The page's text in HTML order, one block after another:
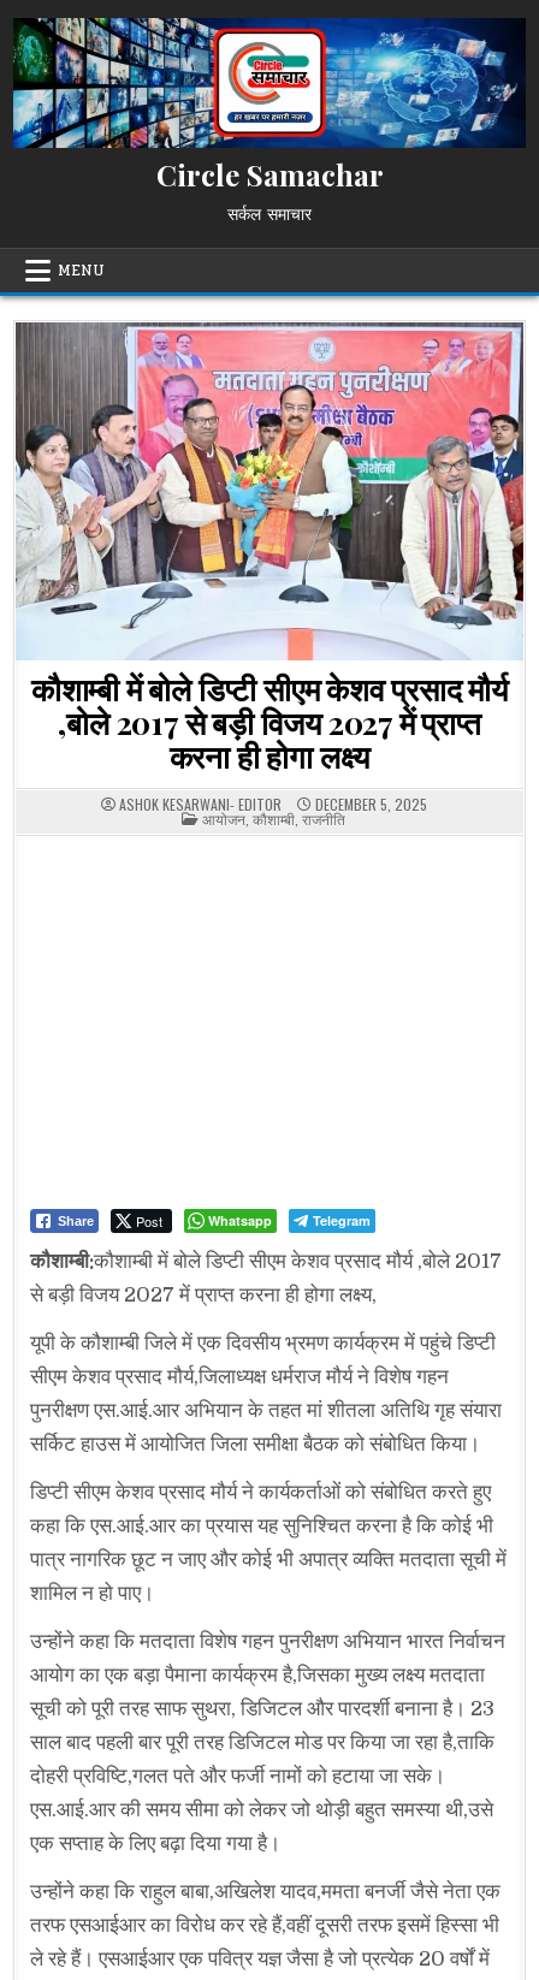
to
content
Circle Samachar
सर्कल समाचार
MENU
कौशाम्बी में बोले डिप्टी सीएम केशव प्रसाद मौर्य
,बोले 2017 से बड़ी विजय 2027 में प्राप्त
करना ही होगा लक्ष्य
ASHOK KESARWANI- EDITOR DECEMBER 5, 2025
POSTED
IN
आयोजन कौशाम्बी राजनीति
Share Post Whatsapp Telegram
कौशाम्बी:कौशाम्बी में बोले डिप्टी सीएम केशव प्रसाद मौर्य ,बोले 2017
से बड़ी विजय 2027 में प्राप्त करना ही होगा लक्ष्य,
यूपी के कौशाम्बी जिले में एक दिवसीय भ्रमण कार्यक्रम में पहुंचे डिप्टी
सीएम केशव प्रसाद मौर्य,जिलाध्यक्ष धर्मराज मौर्य ने विशेष गहन
पुनरीक्षण एस.आई.आर अभियान के तहत मां शीतला अतिथि गृह संयारा
सर्किट हाउस में आयोजित जिला समीक्षा बैठक को संबोधित किया।
डिप्टी सीएम केशव प्रसाद मौर्य ने कार्यकर्ताओं को संबोधित करते हुए
कहा कि एस.आई.आर का प्रयास यह सुनिश्चित करना है कि कोई भी
पात्र नागरिक छूट न जाए और कोई भी अपात्र व्यक्ति मतदाता सूची में
शामिल न हो पाए।
उन्होंने कहा कि मतदाता विशेष गहन पुनरीक्षण अभियान भारत निर्वाचन
आयोग का एक बड़ा पैमाना कार्यक्रम है,जिसका मुख्य लक्ष्य मतदाता
सूची को पूरी तरह साफ सुथरा, डिजिटल और पारदर्शी बनाना है। 23
साल बाद पहली बार पूरी तरह डिजिटल मोड पर किया जा रहा है,ताकि
दोहरी प्रविष्टि,गलत पते और फर्जी नामों को हटाया जा सके।
एस.आई.आर की समय सीमा को लेकर जो थोड़ी बहुत समस्या थी,उसे
एक सप्ताह के लिए बढ़ा दिया गया है।
उन्होंने कहा कि राहुल बाबा,अखिलेश यादव,ममता बनर्जी जैसे नेता एक
तरफ एसआईआर का विरोध कर रहे हैं,वहीं दूसरी तरफ इसमें हिस्सा भी
ले रहे हैं। एसआईआर एक पवित्र यज्ञ जैसा है जो प्रत्येक 20 वर्षों में